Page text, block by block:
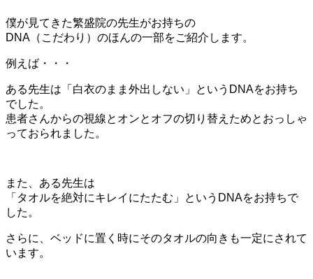
僕が見てきた繁盛院の先生がお持ちの
DNA（こだわり）のほんの一部をご紹介します。
例えば・・・
ある先生は「白衣のまま外出しない」というDNAをお持ち
でした。
患者さんからの視線とオンとオフの切り替えためとおっしゃ
っておられました。
また、ある先生は
「タオルを絶対にキレイにたたむ」というDNAをお持ちで
した。
さらに、ベッドに置く時にそのタオルの向きも一定にされて
います。